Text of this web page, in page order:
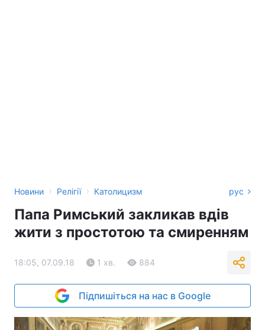
Новини › Релігії › Католицизм рус
Папа Римський закликав вдів
жити з простотою та смиренням
18:05, 07.09.18 1 хв. 884
Підпишіться на нас в Google